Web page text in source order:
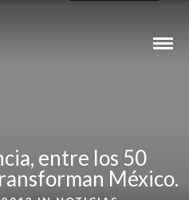
entre los 50
México.